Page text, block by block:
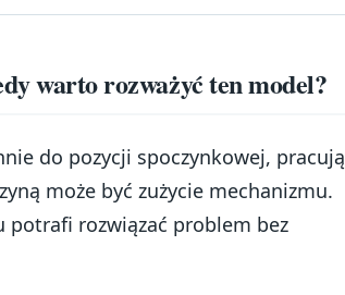
warto rozważyć ten model?
do pozycji spoczynkowej, pracują
może być zużycie mechanizmu.
rozwiązać problem bez